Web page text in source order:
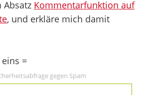
Absatz Kommentarfunktion auf
, und erkläre mich damit
=
gegen Spam